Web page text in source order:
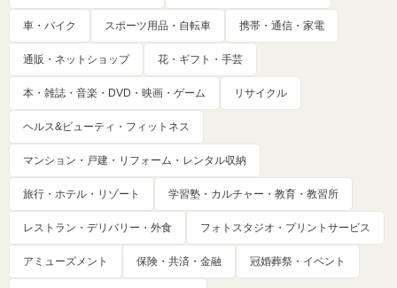
車・バイク スポーツ用品・自転車 携帯・通信・家電
通販・ネットショップ 花・ギフト・手芸
本・雑誌・音楽・DVD・映画・ゲーム リサイクル
ヘルス&ビューティ・フィットネス
マンション・戸建・リフォーム・レンタル収納
旅行・ホテル・リゾート 学習塾・カルチャー・教育・教習所
レストラン・デリバリー・外食 フォトスタジオ・プリントサービス
アミューズメント 保険・共済・金融 冠婚葬祭・イベント